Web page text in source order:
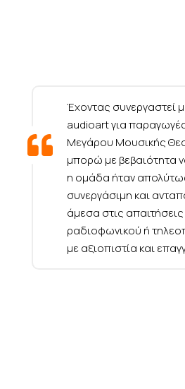
Έχοντας συνεργαστεί
audioart για
Μεγάρου Μουσικής
μπορώ με βεβαιότητα
η ομάδα ήταν
συνεργάσιμη και
άμεσα στις
ραδιοφωνικού ή
με αξιοπιστία και